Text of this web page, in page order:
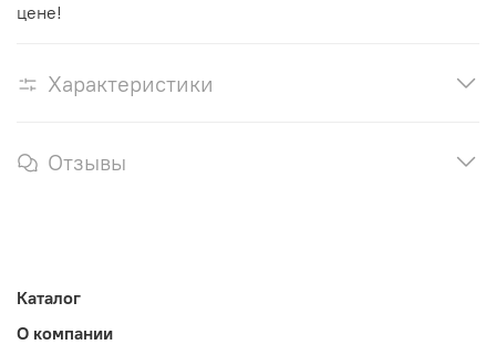
цене!
Характеристики
Отзывы
Каталог
О компании